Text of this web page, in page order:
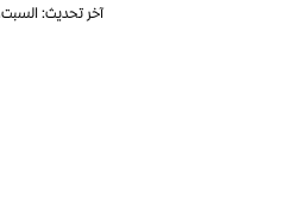
آخر تحديث:السبت، 08 أغسطس 2026